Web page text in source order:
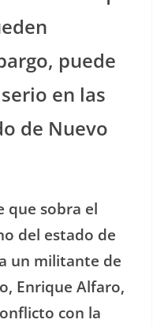
puede
en las
de Nuevo
que sobra el
del estado de
un militante de
Enrique Alfaro,
con la